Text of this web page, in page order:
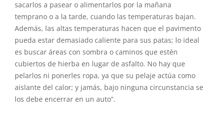
sacarlos a pasear o alimentarlos por la mañana
temprano o a la tarde, cuando las temperaturas bajan.
Además, las altas temperaturas hacen que el pavimento
pueda estar demasiado caliente para sus patas; lo ideal
es buscar áreas con sombra o caminos que estén
cubiertos de hierba en lugar de asfalto. No hay que
pelarlos ni ponerles ropa, ya que su pelaje actúa como
aislante del calor; y jamás, bajo ninguna circunstancia se
los debe encerrar en un auto”.